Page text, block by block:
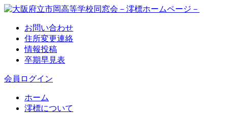
お問い合わせ
住所変更連絡
情報投稿
卒期早見表
会員ログイン
ホーム
澪標について